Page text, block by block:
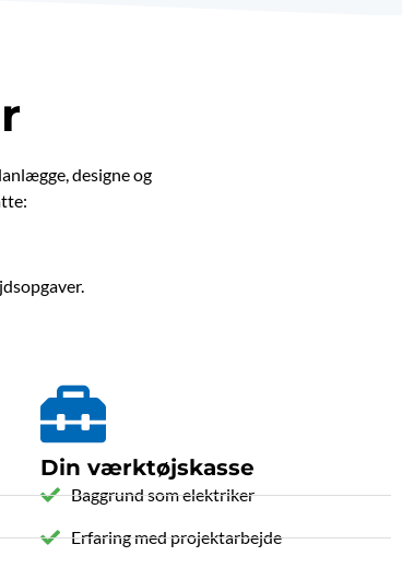
designe og
Din værktøjskasse
Baggrund som elektriker
Erfaring med projektarbejde